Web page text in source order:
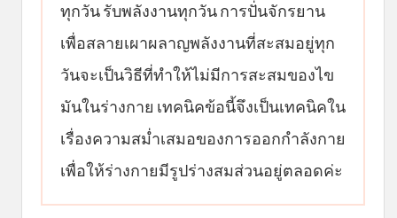
ทุกวัน รับพลังงานทุกวัน การปั่นจักรยาน
เพื่อสลายเผาผลาญพลังงานที่สะสมอยู่ทุก
วันจะเป็นวิธีที่ทำให้ไม่มีการสะสมของไข
มันในร่างกาย เทคนิคข้อนี้จึงเป็นเทคนิคใน
เรื่องความสม่ำเสมอของการออกกำลังกาย
เพื่อให้ร่างกายมีรูปร่างสมส่วนอยู่ตลอดค่ะ